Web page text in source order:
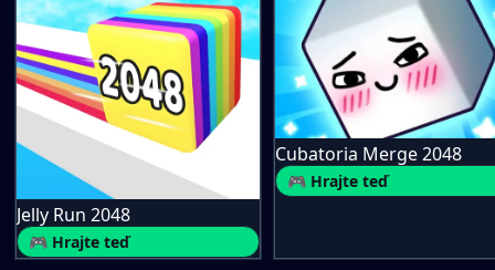
Jelly Run 2048
🎮 Hrajte teď
Cubatoria Merge 2048
🎮 Hrajte teď